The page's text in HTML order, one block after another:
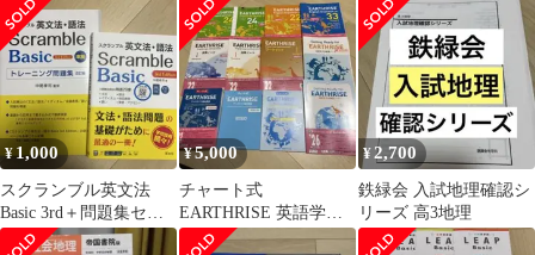
¥1,000
スクランブル英文法
Basic 3rd＋問題集セッ
ト
¥5,000
チャート式
EARTHRISE 英語学習
参考書セット
¥2,700
鉄緑会 入試地理確認シ
リーズ 高3地理